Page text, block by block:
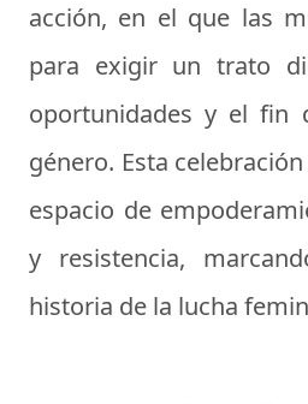
acción, en el que las
para exigir un trato
oportunidades y el fin
género. Esta
espacio de
y resistencia,
historia de la lucha